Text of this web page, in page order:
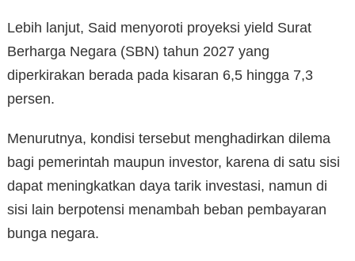
Lebih lanjut, Said menyoroti proyeksi yield Surat
Berharga Negara (SBN) tahun 2027 yang
diperkirakan berada pada kisaran 6,5 hingga 7,3
persen.
Menurutnya, kondisi tersebut menghadirkan dilema
bagi pemerintah maupun investor, karena di satu sisi
dapat meningkatkan daya tarik investasi, namun di
sisi lain berpotensi menambah beban pembayaran
bunga negara.